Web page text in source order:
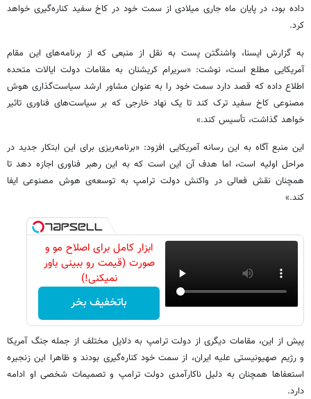
داده بود، در پایان ماه جاری میلادی از سمت خود در کاخ سفید کناره‌گیری خواهد
کرد.
به گزارش ایسنا، واشنگتن پست به نقل از منبعی که از برنامه‌های این مقام
آمریکایی مطلع است، نوشت: «سریرام کریشنان به مقامات دولت ایالات متحده
اطلاع داده که قصد دارد سمت خود را به عنوان مشاور ارشد سیاست‌گذاری هوش
مصنوعی کاخ سفید ترک کند تا یک نهاد خارجی که بر سیاست‌های فناوری تاثیر
خواهد گذاشت، تأسیس کند.»
این منبع آگاه به این رسانه آمریکایی افزود: «برنامه‌ریزی برای این ابتکار جدید در
مراحل اولیه است، اما هدف آن این است که به این رهبر فناوری اجازه دهد تا
همچنان نقش فعالی در واکنش دولت ترامپ به توسعه‌ی هوش مصنوعی ایفا
کند.»
ابزار کامل برای اصلاح مو و
صورت (قیمت رو ببینی باور
نمیکنی!)
باتخفیف بخر
پیش از این، مقامات دیگری از دولت ترامپ به دلایل مختلف از جمله جنگ آمریکا
و رژیم صهیونیستی علیه ایران، از سمت خود کناره‌گیری بودند و ظاهرا این زنجیره
استعفاها همچنان به دلیل ناکارآمدی دولت ترامپ و تصمیمات شخصی او ادامه
دارد.